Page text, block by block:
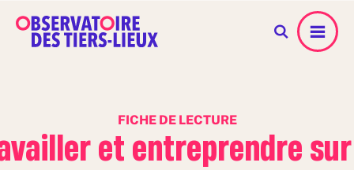
Menu
FICHE DE LECTURE
et entreprendre